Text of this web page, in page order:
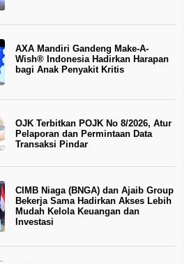
AXA Mandiri Gandeng Make-A-
Wish® Indonesia Hadirkan Harapan
bagi Anak Penyakit Kritis
OJK Terbitkan POJK No 8/2026, Atur
Pelaporan dan Permintaan Data
Transaksi Pindar
CIMB Niaga (BNGA) dan Ajaib Group
Bekerja Sama Hadirkan Akses Lebih
Mudah Kelola Keuangan dan
Investasi